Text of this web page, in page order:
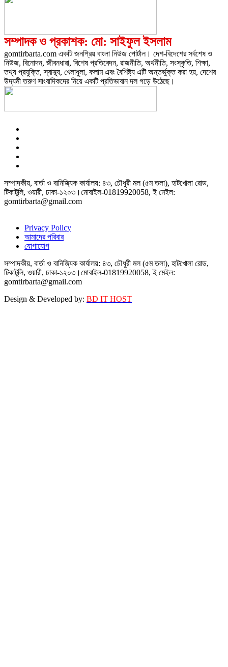
সম্পাদক ও প্রকাশক: মো: সাইফুল ইসলাম
gomtirbarta.com একটি জনপ্রিয় বাংলা নিউজ পোর্টাল। দেশ-বিদেশের সর্বশেষ ও
নিউজ, বিনোদন, জীবনধারা, বিশেষ প্রতিবেদন, রাজনীতি, অর্থনীতি, সংস্কৃতি, শিক্ষা,
তথ্য প্রযুক্তি, স্বাস্থ্য, খেলাধুলা, কলাম এবং বৈশিষ্ট্য এটি অন্তর্ভুক্ত করা হয়, দেশের
উদ্যমী তরুণ সাংবাদিকদের নিয়ে একটি প্রতিভাবান দল গড়ে উঠেছে।
সম্পাদকীয়, বার্তা ও বানিজ্যিক কার্যালয়: ৪৩, চৌধুরী মল (৫ম তলা), হাটখোলা রোড,
টিকাটুলি, ওয়ারী, ঢাকা-১২০৩।মোবাইল-01819920058, ই মেইল:
gomtirbarta@gmail.com
Privacy Policy
আমাদের পরিবার
যোগাযোগ
সম্পাদকীয়, বার্তা ও বানিজ্যিক কার্যালয়: ৪৩, চৌধুরী মল (৫ম তলা), হাটখোলা রোড,
টিকাটুলি, ওয়ারী, ঢাকা-১২০৩।মোবাইল-01819920058, ই মেইল:
gomtirbarta@gmail.com
Design & Developed by: BD IT HOST